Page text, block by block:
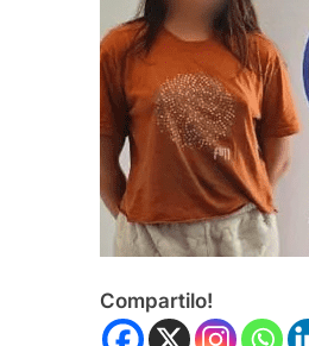
Compartilo!